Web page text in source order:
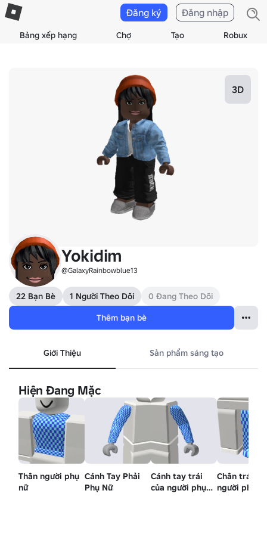
Bảng xếp hạng Chợ Tạo Robux
Đăng ký Đăng nhập
3D
Yokidim
@GalaxyRainbowblue13
22 Bạn Bè 1 Người Theo Dõi
0 Đang Theo Dõi
Thêm bạn bè
Giới Thiệu Sản phẩm sáng tạo
Hiện Đang Mặc
Thân người phụ
nữ
Cánh Tay Phải
Phụ Nữ
Cánh tay trái
của người phụ
Chân trái
người phụ